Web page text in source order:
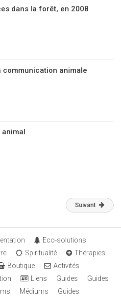
dans la forêt, en 2008
communication animale
animal
Suivant
Eco-solutions
Spiritualité
Thérapies
Boutique
Activités
Liens Guides
Guides
Médiums Guides